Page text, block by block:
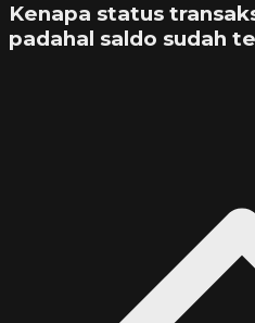
Kenapa status
padahal saldo sudah